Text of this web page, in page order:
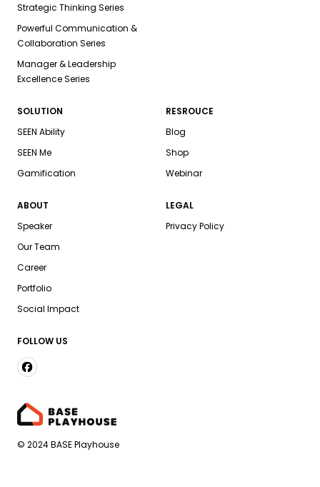
Strategic Thinking Series
Powerful Communication &
Collaboration Series
Manager & Leadership
Excellence Series
SOLUTION
SEEN Ability
SEEN Me
Gamification
FOLLOW US
RESROUCE
Blog
Shop
Webinar
ABOUT
Speaker
Our Team
Career
Portfolio
Social Impact
LEGAL
Privacy Policy
© 2024 BASE Playhouse